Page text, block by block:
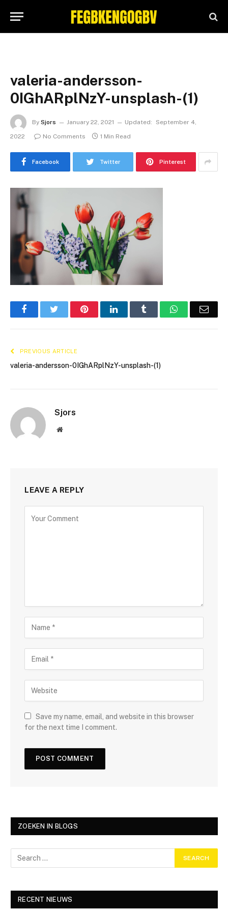
valeria-andersson-
0IGhARplNzY-unsplash-(1)
By Sjors January 22, 2021 Updated:
September 4,
2022
No Comments 1 Min Read
Facebook Twitter Pinterest
FacebookTwitter PinterestLinkedIn Tumblr WhatsApp
PREVIOUS ARTICLE
valeria-andersson-0IGhARplNzY-unsplash-(1)
Sjors
Website
LEAVE A REPLY
Save my name, email, and website in this browser
for the next time I comment.
ZOEKEN IN BLOGS
RECENT NIEUWS